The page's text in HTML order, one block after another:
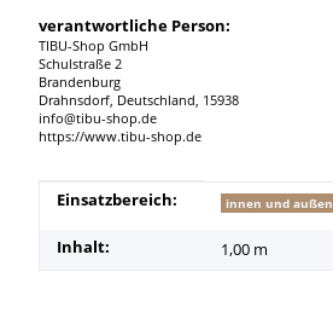
verantwortliche Person:
TIBU-Shop GmbH
Schulstraße 2
Brandenburg
Drahnsdorf, Deutschland, 15938
info@tibu-shop.de
https://www.tibu-shop.de
Produkteigenschaft
Wert
Einsatzbereich: innen und außen
Inhalt: 1,00 m